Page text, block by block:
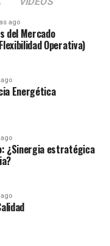
ago
del Mercado
Operativa)
Energética
¿Sinergia estratégica